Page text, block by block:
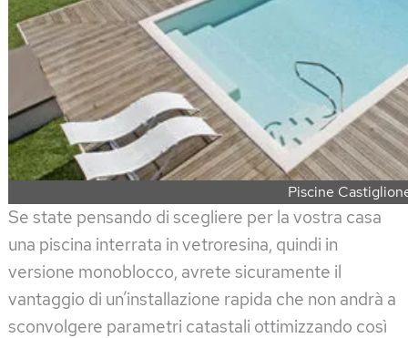
Piscine
Se state pensando di scegliere per la vostra casa
una piscina interrata in vetroresina, quindi in
versione monoblocco, avrete sicuramente il
vantaggio di un’installazione rapida che non andrà a
sconvolgere parametri catastali ottimizzando così